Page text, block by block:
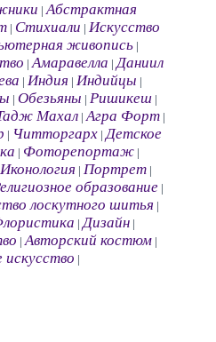
|Абстрактная
| Стихиали Искусство
живопись
|Амаравелла |Даниил
|Индия |Индийцы
|Обезьяны |Ришикеш
Махал|Агра Форт|
Читторгарх|Детское
Фоторепортаж|
Иконология Портрет|
образование|
лоскутного шитья
|Дизайн|
|Авторский костюм